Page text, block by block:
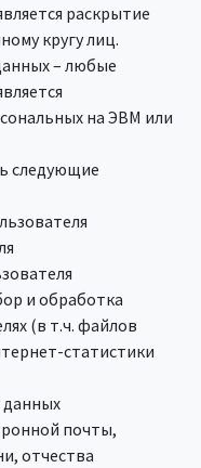
раскрытие
кругу лиц.
– любые
на ЭВМ или
следующие
и обработка
(в т.ч. файлов
статистики
данных
почты,
отчества